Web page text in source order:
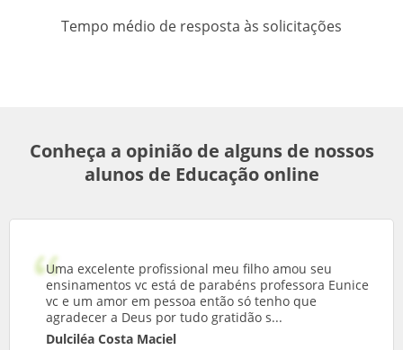
Tempo médio de resposta às solicitações
Conheça a opinião de alguns de nossos
alunos de Educação online
Uma excelente profissional meu filho amou seu
ensinamentos vc está de parabéns professora Eunice
vc e um amor em pessoa então só tenho que
agradecer a Deus por tudo gratidão s...
Dulciléa Costa Maciel